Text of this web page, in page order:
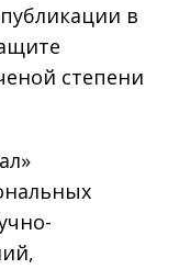
в
степени